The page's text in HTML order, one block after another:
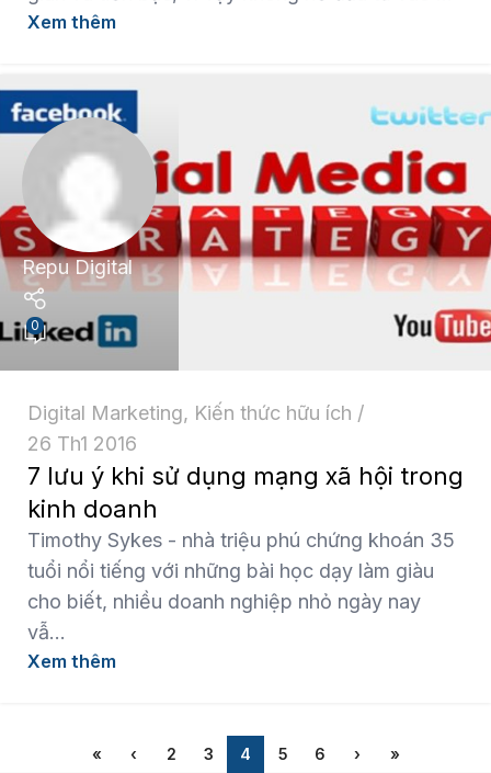
Xem thêm
Repu Digital
0
Digital Marketing, Kiến thức hữu ích
26 Th1 2016
7 lưu ý khi sử dụng mạng xã hội trong
kinh doanh
Timothy Sykes - nhà triệu phú chứng khoán 35
tuổi nổi tiếng với những bài học dạy làm giàu
cho biết, nhiều doanh nghiệp nhỏ ngày nay
vẫ...
Xem thêm
« ‹ 2 3 4 5 6 › »